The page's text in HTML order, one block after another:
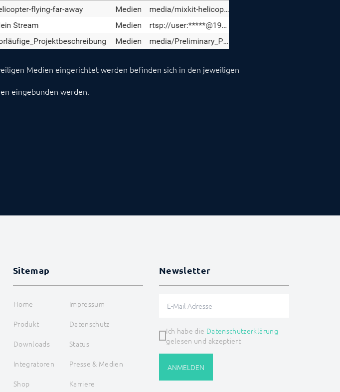
Medien eingerichtet werden befinden sich in den jeweiligen
eingebunden werden.
Sitemap
Home
Impressum
Produkt
Datenschutz
Downloads
Status
Integratoren
Presse & Medien
Shop
Karriere
Newsletter
Ich habe die Datenschutzerklärung
gelesen und akzeptiert
ANMELDEN